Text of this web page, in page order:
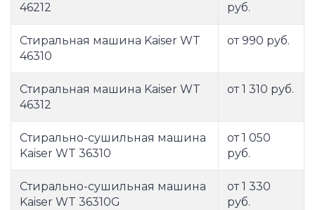
46212
руб.
Стиральная машина Kaiser WT
46310
от 990 руб.
Стиральная машина Kaiser WT
46312
от 1 310 руб.
Стирально-сушильная машина
Kaiser WT 36310
от 1 050
руб.
Стирально-сушильная машина
Kaiser WT 36310G
от 1 330
руб.